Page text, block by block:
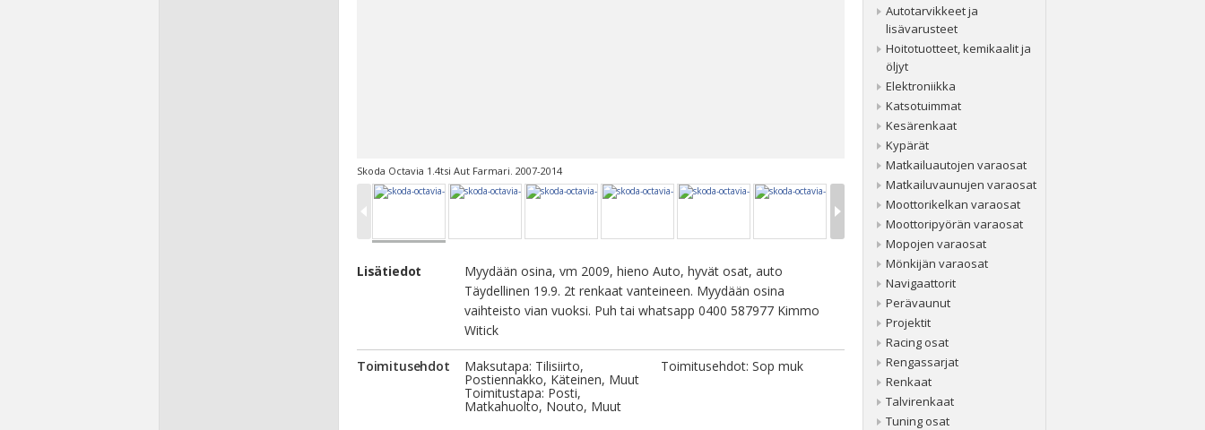
Skoda Octavia 1.4tsi Aut Farmari. 2007-2014
Lisätiedot
Myydään osina, vm 2009, hieno Auto, hyvät osat, auto
Täydellinen 19.9. 2t renkaat vanteineen. Myydään osina
vaihteisto vian vuoksi. Puh tai whatsapp 0400 587977 Kimmo
Witick
Toimitusehdot Maksutapa: Tilisiirto,
Postiennakko, Käteinen, Muut
Toimitustapa: Posti,
Matkahuolto, Nouto, Muut
Toimitusehdot: Sop muk
Autotarvikkeet ja
lisävarusteet
Hoitotuotteet, kemikaalit ja
öljyt
Elektroniikka
Katsotuimmat
Kesärenkaat
Kypärät
Matkailuautojen varaosat
Matkailuvaunujen varaosat
Moottorikelkan varaosat
Moottoripyörän varaosat
Mopojen varaosat
Mönkijän varaosat
Navigaattorit
Perävaunut
Projektit
Racing osat
Rengassarjat
Renkaat
Talvirenkaat
Tuning osat